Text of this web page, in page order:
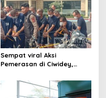
Sempat viral Aksi
Pemerasan di Ciwidey,
Pelaku